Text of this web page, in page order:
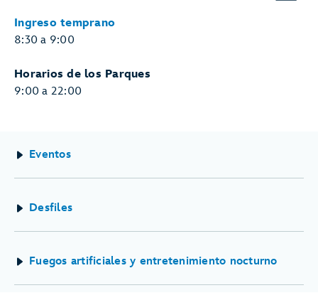
Ingreso temprano
8:30 a 9:00
Horarios de los Parques
9:00 a 22:00
Eventos
Desfiles
Fuegos artificiales y entretenimiento nocturno